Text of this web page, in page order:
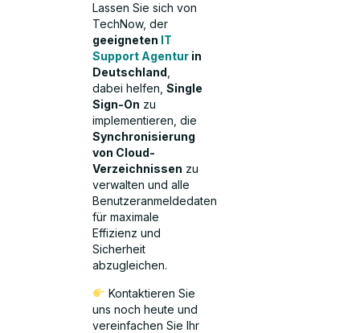
Lassen Sie sich von
TechNow, der
geeigneten IT
Support Agentur in
Deutschland
dabei helfen,Single
Sign-On zu
implementieren, die
Synchronisierung
von Cloud-
Verzeichnissen zu
verwalten und alle
Benutzeranmeldedaten
für maximale
Effizienz und
Sicherheit
abzugleichen.
Kontaktieren Sie
uns noch heute und
vereinfachen Sie Ihr